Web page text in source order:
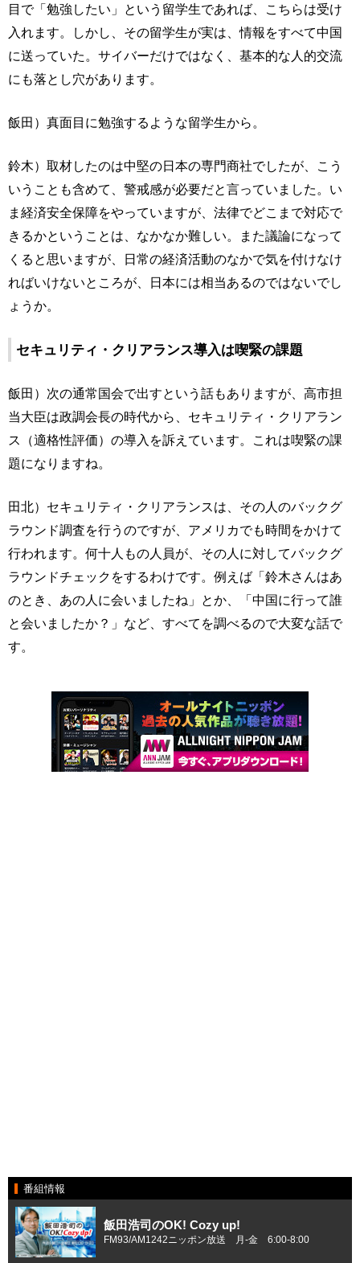
目で「勉強したい」という留学生であれば、こちらは受け
入れます。しかし、その留学生が実は、情報をすべて中国
に送っていた。サイバーだけではなく、基本的な人的交流
にも落とし穴があります。
飯田）真面目に勉強するような留学生から。
鈴木）取材したのは中堅の日本の専門商社でしたが、こう
いうことも含めて、警戒感が必要だと言っていました。い
ま経済安全保障をやっていますが、法律でどこまで対応で
きるかということは、なかなか難しい。また議論になって
くると思いますが、日常の経済活動のなかで気を付けなけ
ればいけないところが、日本には相当あるのではないでし
ょうか。
セキュリティ・クリアランス導入は喫緊の課題
飯田）次の通常国会で出すという話もありますが、高市担
当大臣は政調会長の時代から、セキュリティ・クリアラン
ス（適格性評価）の導入を訴えています。これは喫緊の課
題になりますね。
田北）セキュリティ・クリアランスは、その人のバックグ
ラウンド調査を行うのですが、アメリカでも時間をかけて
行われます。何十人もの人員が、その人に対してバックグ
ラウンドチェックをするわけです。例えば「鈴木さんはあ
のとき、あの人に会いましたね」とか、「中国に行って誰
と会いましたか？」など、すべてを調べるので大変な話で
す。
番組情報
飯田浩司のOK! Cozy up!
FM93/AM1242ニッポン放送 月-金 6:00-8:00